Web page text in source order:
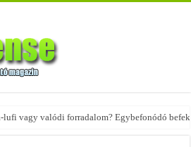
– nézd meg, milyen stílusokhoz illenek!